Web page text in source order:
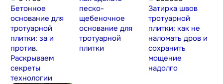
Бетонное
основание для
тротуарной
плитки: за и
против.
Раскрываем
секреты
технологии
песко-
щебеночное
основание для
тротуарной
плитки
Затирка швов
тротуарной
плитки: как не
наломать дров и
сохранить
мощение
надолго